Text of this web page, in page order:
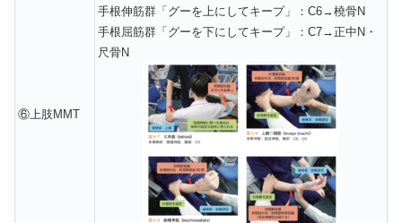
⑥上肢MMT
手根伸筋群「グーを上にしてキープ」：C6→橈骨N
手根屈筋群「グーを下にしてキープ」：C7→正中N・
尺骨N